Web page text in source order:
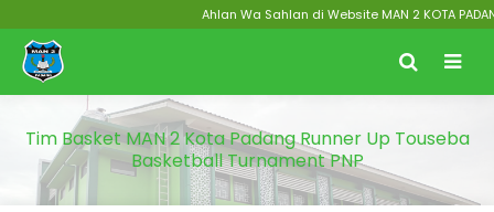
Ahlan Wa Sahlan di Website MAN 2 KOTA
Tim Basket MAN 2 Kota Padang Runner Up Touseba
Basketball Turnament PNP